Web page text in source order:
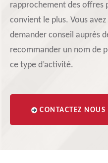
rapprochement des offres
convient le plus. Vous
demander conseil auprès
recommander un nom de
ce type d’activité.
CONTACTEZ NOUS